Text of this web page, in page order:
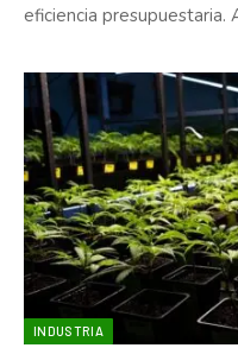
eficiencia presupuestaria.
INDUSTRIA